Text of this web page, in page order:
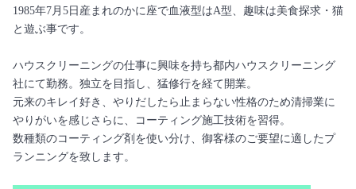
1985年7月5日産まれのかに座で血液型はA型、趣味は美食探求・猫
と遊ぶ事です。
ハウスクリーニングの仕事に興味を持ち都内ハウスクリーニング
社にて勤務。独立を目指し、猛修行を経て開業。
元来のキレイ好き、やりだしたら止まらない性格のため清掃業に
やりがいを感じさらに、コーティング施工技術を習得。
数種類のコーティング剤を使い分け、御客様のご要望に適したプ
ランニングを致します。